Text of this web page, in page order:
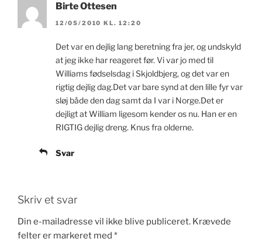
Birte Ottesen
12/05/2010 KL. 12:20
Det var en dejlig lang beretning fra jer, og undskyld
at jeg ikke har reageret før. Vi var jo med til
Williams fødselsdag i Skjoldbjerg, og det var en
rigtig dejlig dag.Det var bare synd at den lille fyr var
sløj både den dag samt da I var i Norge.Det er
dejligt at William ligesom kender os nu. Han er en
RIGTIG dejlig dreng. Knus fra olderne.
Svar
Skriv et svar
Din e-mailadresse vil ikke blive publiceret. Krævede
felter er markeret med *